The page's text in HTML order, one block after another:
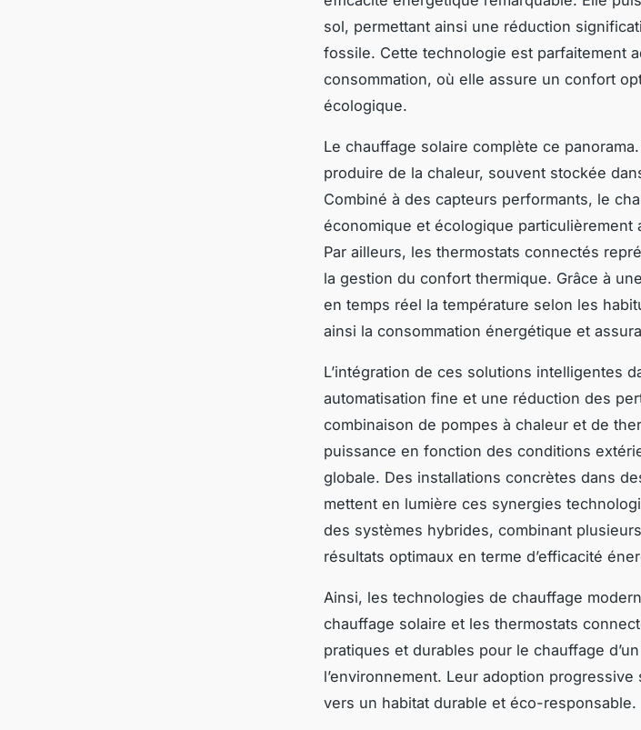
sol, permettant ainsi une réduction
fossile. Cette technologie est parfaitement
consommation, où elle assure un confort
écologique.
Le chauffage solaire complète ce
produire de la chaleur, souvent stockée
Combiné à des capteurs performants, le
économique et écologique particulièrement
Par ailleurs, les thermostats connectés
la gestion du confort thermique. Grâce à
en temps réel la température selon les
ainsi la consommation énergétique et
L’intégration de ces solutions intelligentes
automatisation fine et une réduction des
combinaison de pompes à chaleur et de
puissance en fonction des conditions
globale. Des installations concrètes dans
mettent en lumière ces synergies
des systèmes hybrides, combinant
résultats optimaux en terme d’efficacité
Ainsi, les technologies de chauffage
chauffage solaire et les thermostats
pratiques et durables pour le chauffage
l’environnement. Leur adoption
vers un habitat durable et éco-responsable.